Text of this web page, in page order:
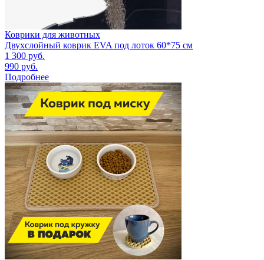
Коврики для животных
Двухслойный коврик EVA под лоток 60*75 см
1 300 руб.
990 руб.
Подробнее